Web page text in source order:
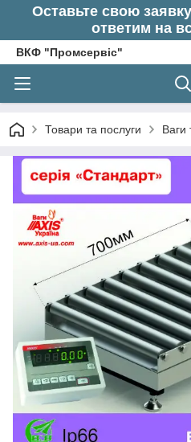
Оставьте свою
ответим на
ВКФ "Промсервіс"
Товари та послуги Ваги